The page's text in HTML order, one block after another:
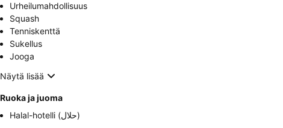
Urheilumahdollisuus
Squash
Tenniskenttä
Sukellus
Jooga
Näytä lisää
Ruoka ja juoma
Halal-hotelli (حلال)